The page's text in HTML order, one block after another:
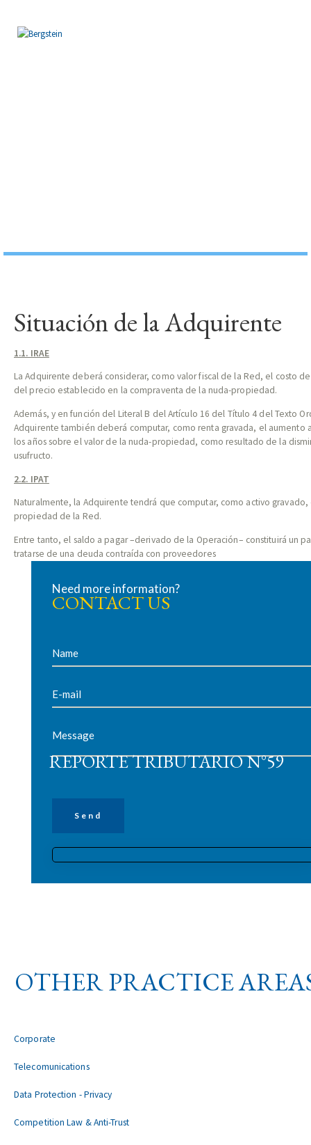
REPORTE TRIBUTARIO N°59
Situación de la Adquirente
1.1. IRAE
La Adquirente deberá considerar, como valor fiscal de la Red, el costo
del precio establecido en la compraventa de la nuda-propiedad.
Además, y en función del Literal B del Artículo 16 del Título 4 del Texto
Adquirente también deberá computar, como renta gravada, el aumento
los años sobre el valor de la nuda-propiedad, como resultado de la
usufructo.
2.2. IPAT
Naturalmente, la Adquirente tendrá que computar, como activo
propiedad de la Red.
Entre tanto, el saldo a pagar –derivado de la Operación– constituirá un
tratarse de una deuda contraída con proveedores
Need more information?
CONTACT US
OTHER PRACTICE
Corporate
Telecomunications
Data Protection - Privacy
Competition Law & Anti-Trust